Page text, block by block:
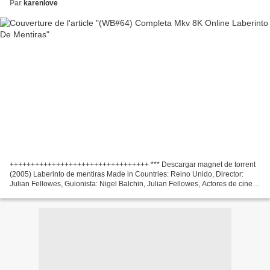
Par karenlove
+++++++++++++++++++++++++++++++++ *** Descargar magnet de torrent
(2005) Laberinto de mentiras Made in Countries: Reino Unido, Director:
Julian Fellowes, Guionista: Nigel Balchin, Julian Fellowes, Actores de cine: